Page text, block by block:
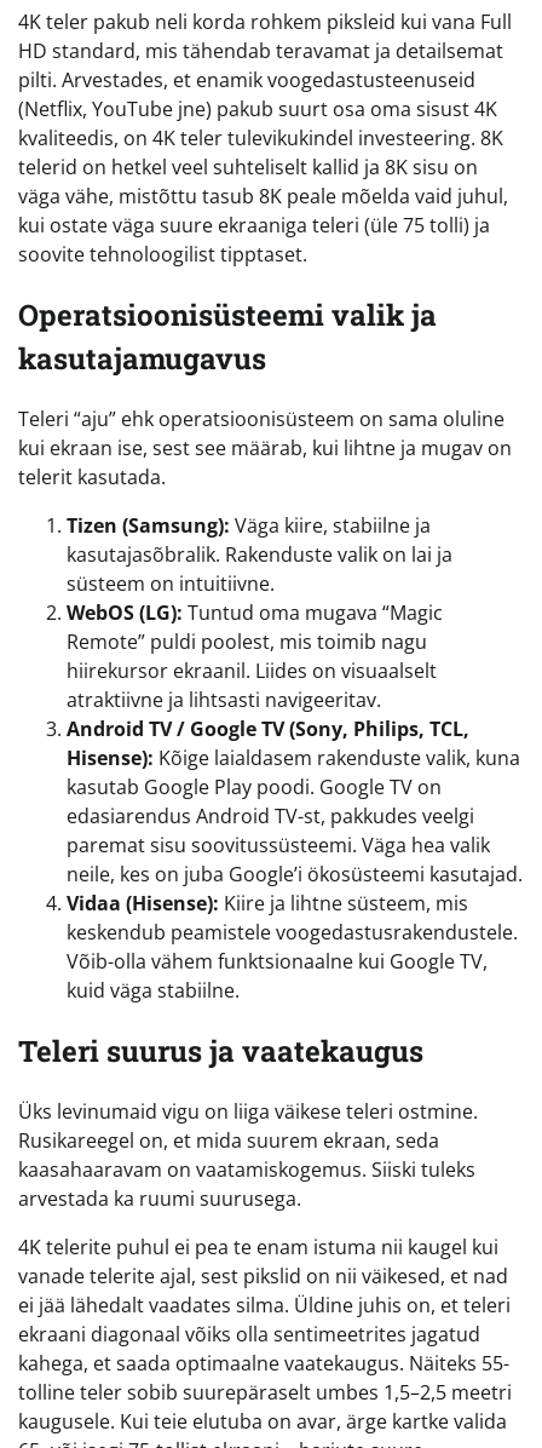
4K teler pakub neli korda rohkem piksleid kui vana Full
HD standard, mis tähendab teravamat ja detailsemat
pilti. Arvestades, et enamik voogedastusteenuseid
(Netflix, YouTube jne) pakub suurt osa oma sisust 4K
kvaliteedis, on 4K teler tulevikukindel investeering. 8K
telerid on hetkel veel suhteliselt kallid ja 8K sisu on
väga vähe, mistõttu tasub 8K peale mõelda vaid juhul,
kui ostate väga suure ekraaniga teleri (üle 75 tolli) ja
soovite tehnoloogilist tipptaset.
Operatsioonisüsteemi valik ja
kasutajamugavus
Teleri “aju” ehk operatsioonisüsteem on sama oluline
kui ekraan ise, sest see määrab, kui lihtne ja mugav on
telerit kasutada.
Tizen (Samsung): Väga kiire, stabiilne ja
kasutajasõbralik. Rakenduste valik on lai ja
süsteem on intuitiivne.
WebOS (LG): Tuntud oma mugava “Magic
Remote” puldi poolest, mis toimib nagu
hiirekursor ekraanil. Liides on visuaalselt
atraktiivne ja lihtsasti navigeeritav.
Android TV / Google TV (Sony, Philips, TCL,
Hisense): Kõige laialdasem rakenduste valik, kuna
kasutab Google Play poodi. Google TV on
edasiarendus Android TV-st, pakkudes veelgi
paremat sisu soovitussüsteemi. Väga hea valik
neile, kes on juba Google’i ökosüsteemi kasutajad.
Vidaa (Hisense): Kiire ja lihtne süsteem, mis
keskendub peamistele voogedastusrakendustele.
Võib-olla vähem funktsionaalne kui Google TV,
kuid väga stabiilne.
Teleri suurus ja vaatekaugus
Üks levinumaid vigu on liiga väikese teleri ostmine.
Rusikareegel on, et mida suurem ekraan, seda
kaasahaaravam on vaatamiskogemus. Siiski tuleks
arvestada ka ruumi suurusega.
4K telerite puhul ei pea te enam istuma nii kaugel kui
vanade telerite ajal, sest pikslid on nii väikesed, et nad
ei jää lähedalt vaadates silma. Üldine juhis on, et teleri
ekraani diagonaal võiks olla sentimeetrites jagatud
kahega, et saada optimaalne vaatekaugus. Näiteks 55-
tolline teler sobib suurepäraselt umbes 1,5–2,5 meetri
kaugusele. Kui teie elutuba on avar, ärge kartke valida